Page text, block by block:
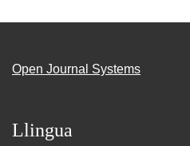
Open Journal Systems
Llingua